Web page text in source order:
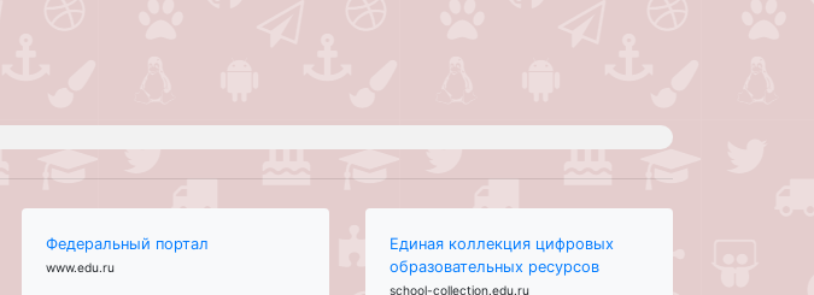
Федеральный портал
www.edu.ru
Единая коллекция цифровых
образовательных ресурсов
school-collection.edu.ru